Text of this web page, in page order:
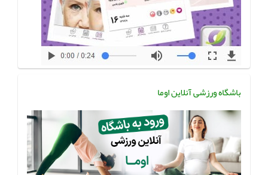
باشگاه ورزشی آنلاین اوما